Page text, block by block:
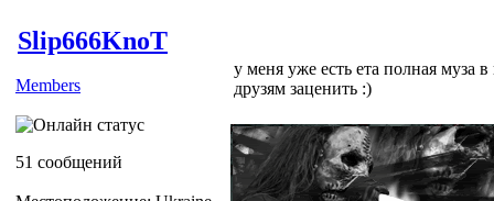
Slip666KnoT
Members
51 сообщений
у меня уже есть ета полная муза
друзям заценить :)